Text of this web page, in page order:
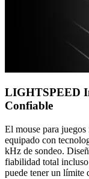
LIGHTSPEED
Confiable
El mouse para
equipado con
kHz de sondeo.
fiabilidad total
puede tener un límite